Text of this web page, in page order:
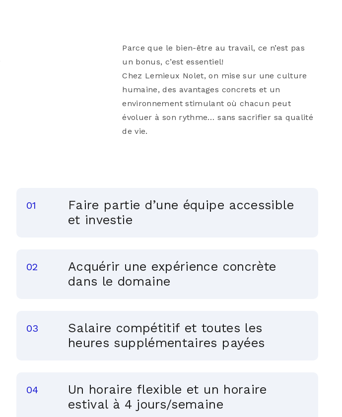
Parce que le bien-être au travail, ce n’est pas
un bonus, c’est essentiel!
Chez Lemieux Nolet, on mise sur une culture
humaine, des avantages concrets et un
environnement stimulant où chacun peut
évoluer à son rythme… sans sacrifier sa qualité
de vie.
Faire partie d’une équipe accessible
et investie
Acquérir une expérience concrète
dans le domaine
Salaire compétitif et toutes les
heures supplémentaires payées
Un horaire flexible et un horaire
estival à 4 jours/semaine